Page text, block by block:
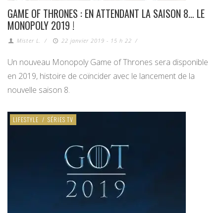
GAME OF THRONES : EN ATTENDANT LA SAISON 8… LE
MONOPOLY 2019 !
Mister L. / 22 janvier 2019 - 15 h 22 /
Un nouveau Monopoly Game of Thrones sera disponible
en 2019, histoire de coïncider avec le lancement de la
nouvelle saison 8.
LIFESTYLE / SÉRIES TV